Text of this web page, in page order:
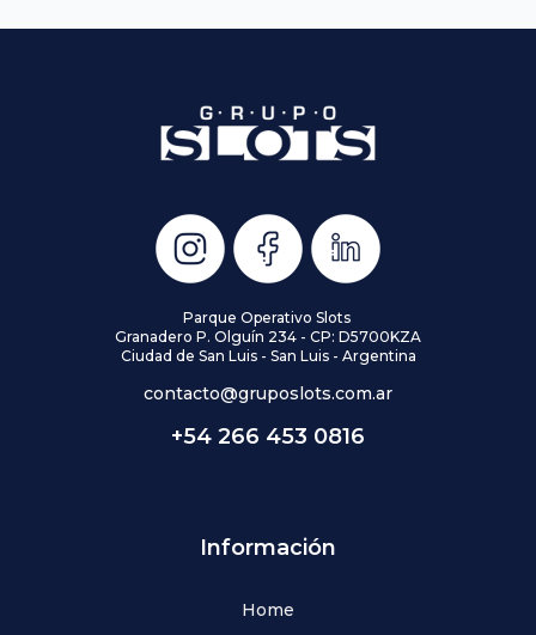
Parque Operativo Slots
Granadero P. Olguín 234 - CP: D5700KZA
Ciudad de San Luis - San Luis - Argentina
contacto@gruposlots.com.ar
+54 266 453 0816
Información
Home